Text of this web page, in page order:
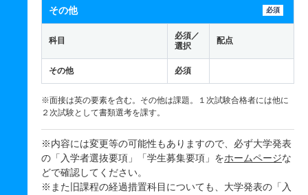
その他 必須
科目
必須／
選択
配点
その他 必須
※面接は英の要素を含む。その他は課題。１次試験合格者には他に
２次試験として書類選考を課す。
※内容には変更等の可能性もありますので、必ず大学発表
の「入学者選抜要項」「学生募集要項」をホームページな
どで確認してください。
※また旧課程の経過措置科目についても、大学発表の「入